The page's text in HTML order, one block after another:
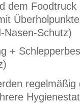
dem
Nasen-Schutz)
+
regelmäßig